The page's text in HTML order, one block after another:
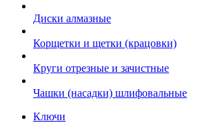
Диски алмазные
Корщетки и щетки (крацовки)
Круги отрезные и зачистные
Чашки (насадки) шлифовальные
Ключи